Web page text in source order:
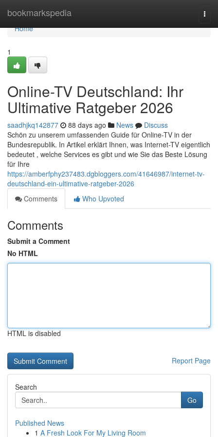
bookmarkspedia
Home
Home
1
Online-TV Deutschland: Ihr
Ultimative Ratgeber 2026
saadhjkq142877 88 days ago News
Discuss
Schön zu unserem umfassenden Guide für Online-TV in der
Bundesrepublik. In Artikel erklärt Ihnen, was Internet-TV eigentlich
bedeutet , welche Services es gibt und wie Sie das Beste Lösung
für Ihre
https://amberfphy237483.dgbloggers.com/41646987/internet-tv-
deutschland-ein-ultimative-ratgeber-2026
Comments
Who Upvoted
Comments
Submit a Comment
No HTML
HTML is disabled
Report Page
Search
Go
Published News
1 A Fresh Look For My Living Room